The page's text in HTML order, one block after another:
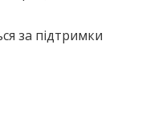
за підтримки